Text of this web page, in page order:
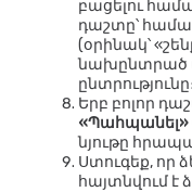
բացելու
դաշտը՝
(օրինակ՝
նախընտրած
ընտրությունը։
Երբ բոլոր
«Պահպանել»
նյութը
Ստուգեք, որ
հայտնվում է